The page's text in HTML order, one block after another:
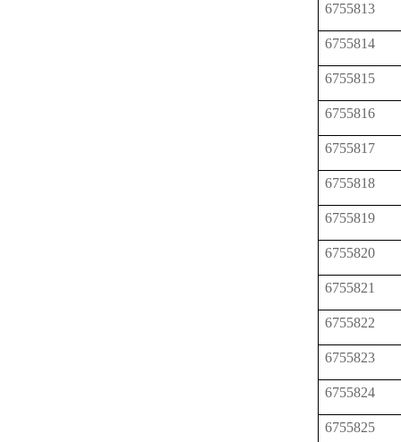
6755813
6755814
6755815
6755816
6755817
6755818
6755819
6755820
6755821
6755822
6755823
6755824
6755825